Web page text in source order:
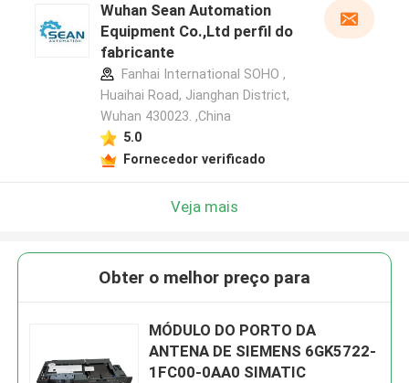
Wuhan Sean Automation
Equipment Co.,Ltd perfil do
fabricante
Fanhai International SOHO ,
Huaihai Road, Jianghan District,
Wuhan 430023. ,China
5.0
Fornecedor verificado
Veja mais
Obter o melhor preço para
MÓDULO DO PORTO DA
ANTENA DE SIEMENS 6GK5722-
1FC00-0AA0 SIMATIC